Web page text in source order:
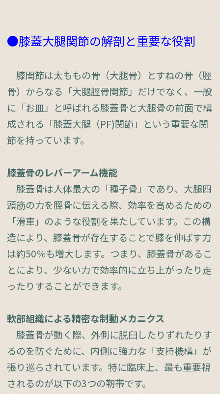
●膝蓋大腿関節の解剖と重要な役割
膝関節は太ももの骨（大腿骨）とすねの骨（脛
骨）からなる「大腿脛骨関節」だけでなく、一般
に「お皿」と呼ばれる膝蓋骨と大腿骨の前面で構
成される「膝蓋大腿（PF)関節」という重要な関
節を持っています。
膝蓋骨のレバーアーム機能
膝蓋骨は人体最大の「種子骨」であり、大腿四
頭筋の力を脛骨に伝える際、効率を高めるための
「滑車」のような役割を果たしています。この構
造により、膝蓋骨が存在することで膝を伸ばす力
は約50％も増大します。つまり、膝蓋骨があるこ
とにより、少ない力で効率的に立ち上がったり走
ったりすることができます。
軟部組織による精密な制動メカニクス
膝蓋骨が動く際、外側に脱臼したりずれたりす
るのを防ぐために、内側に強力な「支持機構」が
張り巡らされています。特に臨床上、最も重要視
されるのが以下の3つの靭帯です。